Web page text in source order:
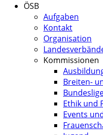
ÖSB
Aufgaben
Kontakt
Organisation
Kommissionen
Breiten-
Ethik und
Events